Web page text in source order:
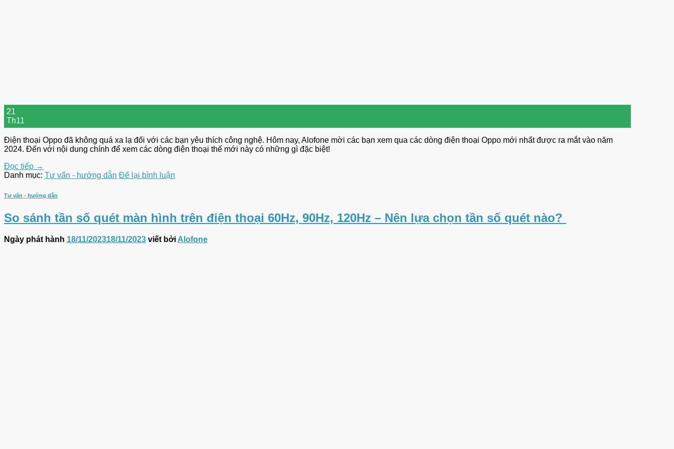
21
Th11
Điện thoại Oppo đã không quá xa lạ đối với các bạn yêu thích công nghệ. Hôm nay, Alofone mời các bạn xem qua các dòng điện thoại Oppo mới nhất được ra mắt vào năm
2024. Đến với nội dung chính để xem các dòng điện thoại thế mới này có những gì đặc biệt!
Đọc tiếp →
Danh mục: Tư vấn - hướng dẫn Để lại bình luận
Tư vấn - hướng dẫn
So sánh tần số quét màn hình trên điện thoại 60Hz, 90Hz, 120Hz – Nên lựa chọn tần số quét nào?
Ngày phát hành 18/11/202318/11/2023 viết bởi Alofone